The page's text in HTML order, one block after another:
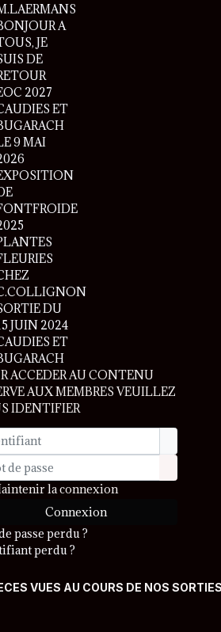
A
JE
DE
2027
ET
9 MAI
DU
JUIN 2024
ET
ACCEDER AU CONTENU
AUX MEMBRES VEUILLEZ
IDENTIFIER
passe
Afficher
la connexion
Connexion
passe perdu ?
perdu ?
VUES AU COURS DE NOS